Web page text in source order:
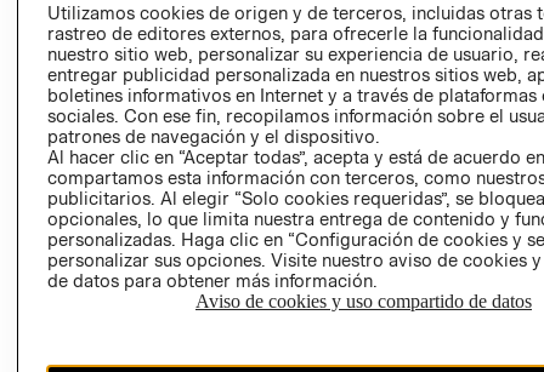
AVISO DE
PRIVACIDAD
GIFT CARD
AVISO DE
COOKIES
Utilizamos cookies de origen y de terceros, incluidas otras
rastreo de editores externos, para ofrecerle la
nuestro sitio web, personalizar su experiencia de usuario,
entregar publicidad personalizada en nuestros sitios web,
boletines informativos en Internet y a través de plataformas
sociales. Con ese fin, recopilamos información sobre el
patrones de navegación y el dispositivo.
Al hacer clic en “Aceptar todas”, acepta y está de acuerdo
compartamos esta información con terceros, como
publicitarios. Al elegir “Solo cookies requeridas”, se
opcionales, lo que limita nuestra entrega de contenido y
personalizadas. Haga clic en “Configuración de cookies y
personalizar sus opciones. Visite nuestro aviso de cookies
de datos para obtener más información.
Aviso de cookies y uso compartido de datos